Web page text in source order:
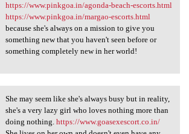
https://www.pinkgoa.in/agonda-beach-escorts.html
https://www.pinkgoa.in/margao-escorts.html
because she's always on a mission to give you
something new that you haven't seen before or
something completely new in her world!
may seem like she's
She may seem like she's always busy but in reality,
she's a very lazy girl who loves nothing more than
doing nothing. https://www.goasexescort.co.in/